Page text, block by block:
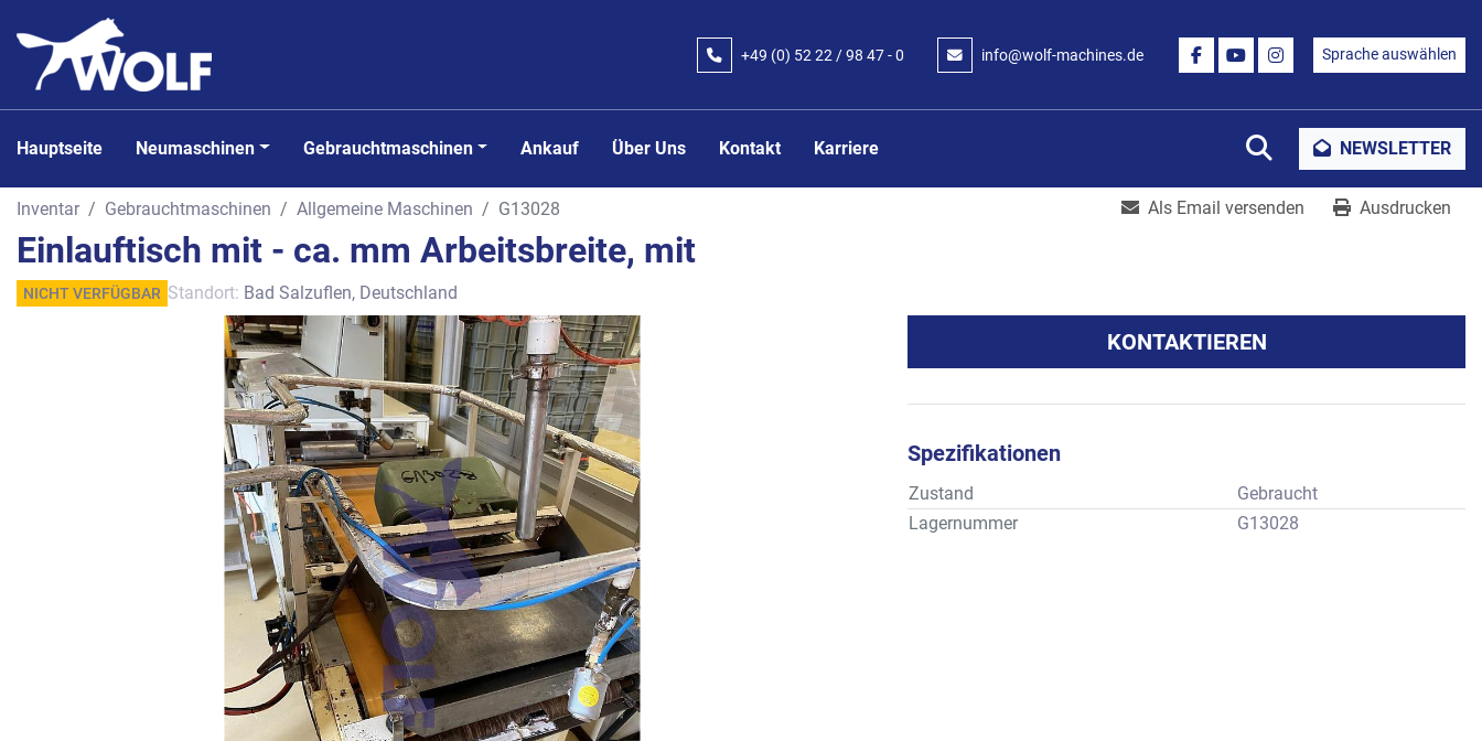
+49 (0) 52 22 / 98 47 - 0 info@wolf-machines.de
FACEBOOK
YOUTUBEINSTAGRAM
Sprache auswählen
Hauptseite Neumaschinen Gebrauchtmaschinen Ankauf Über Uns Kontakt Karriere SucheNEWSLETTER
Inventar Gebrauchtmaschinen Allgemeine Maschinen G13028 Als Email versenden Ausdrucken
Einlauftisch mit - ca. mm Arbeitsbreite, mit
NICHT VERFÜGBAR Standort: Bad Salzuflen, Deutschland
KONTAKTIEREN
Spezifikationen
Zustand
Gebraucht
Lagernummer
G13028